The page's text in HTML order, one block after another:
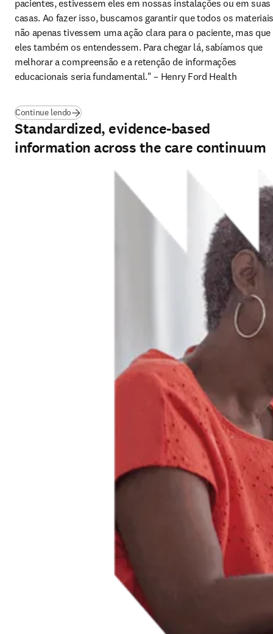
pacientes, estivessem eles em nossas instalações ou em suas
casas. Ao fazer isso, buscamos garantir que todos os
não apenas tivessem uma ação clara para o paciente, mas que
eles também os entendessem. Para chegar lá, sabíamos que
melhorar a compreensão e a retenção de informações
educacionais seria fundamental." – Henry Ford Health
Continue lendo
Standardized, evidence-based
information across the care continuum